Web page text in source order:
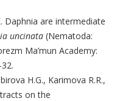
Daphnia are intermediate
uncinata (Nematoda:
Ma’mun Academy:
H.G., Karimova R.R.,
on the